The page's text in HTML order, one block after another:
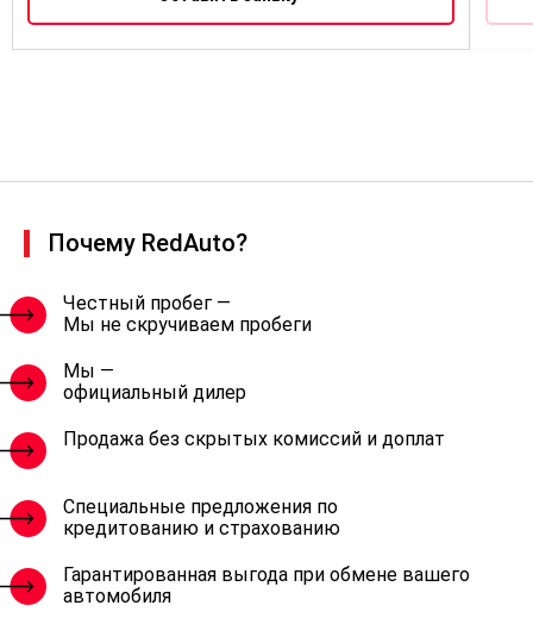
Почему RedAuto?
Честный пробег —
Мы не скручиваем пробеги
Мы —
официальный дилер
Продажа без скрытых комиссий и доплат
Специальные предложения по
кредитованию и страхованию
Гарантированная выгода при обмене вашего
автомобиля